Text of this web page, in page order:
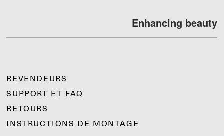
Enhancing beauty
REVENDEURS
SUPPORT ET FAQ
RETOURS
INSTRUCTIONS DE MONTAGE